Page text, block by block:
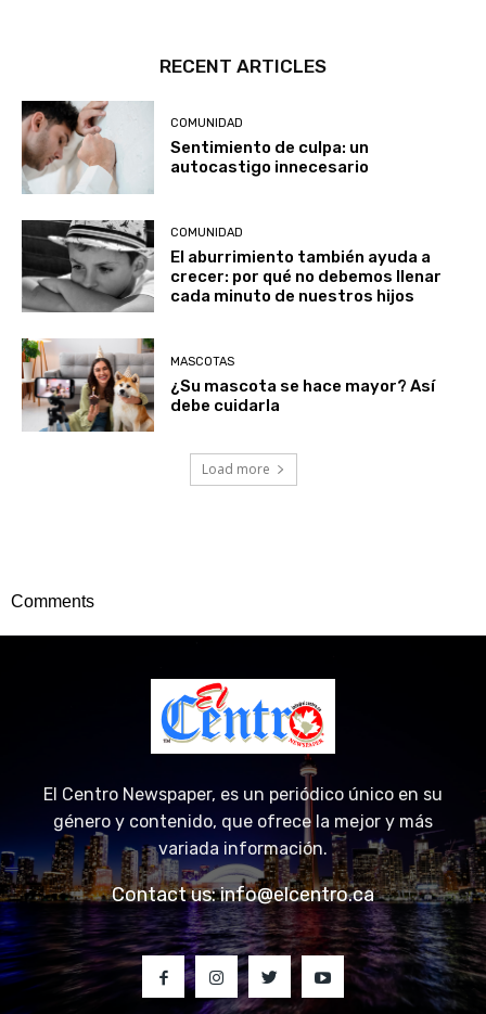
RECENT ARTICLES
COMUNIDAD
Sentimiento de culpa: un
autocastigo innecesario
COMUNIDAD
El aburrimiento también ayuda a
crecer: por qué no debemos llenar
cada minuto de nuestros hijos
MASCOTAS
¿Su mascota se hace mayor? Así
debe cuidarla
Load more
Comments
El Centro Newspaper, es un periódico único en su
género y contenido, que ofrece la mejor y más
variada información.
Contact us:info@elcentro.ca